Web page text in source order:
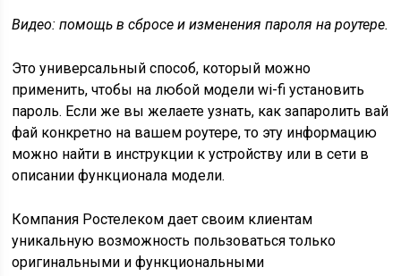
Видео: помощь в сбросе и изменения пароля на роутере.
Это универсальный способ, который можно
применить, чтобы на любой модели wi-fi установить
пароль. Если же вы желаете узнать, как запаролить вай
фай конкретно на вашем роутере, то эту информацию
можно найти в инструкции к устройству или в сети в
описании функционала модели.
Компания Ростелеком дает своим клиентам
уникальную возможность пользоваться только
оригинальными и функциональными